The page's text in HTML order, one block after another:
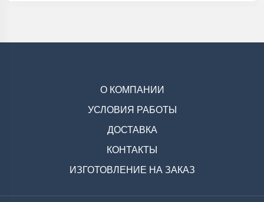
О КОМПАНИИ
УСЛОВИЯ РАБОТЫ
ДОСТАВКА
КОНТАКТЫ
ИЗГОТОВЛЕНИЕ НА ЗАКАЗ